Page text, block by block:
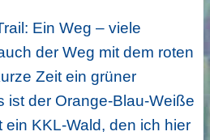
Ein Weg – viele
der Weg mit dem roten
Zeit ein grüner
ist der Orange-Blau-Weiße
ein KKL-Wald, den ich hier